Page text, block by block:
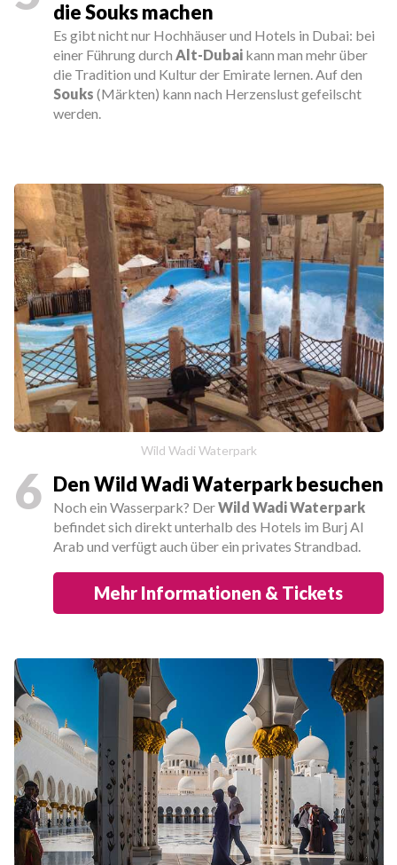
die Souks machen
Es gibt nicht nur Hochhäuser und Hotels in Dubai: bei
einer Führung durch Alt-Dubaikann man mehr über
die Tradition und Kultur der Emirate lernen. Auf den
Souks (Märkten) kann nach Herzenslust gefeilscht
werden.
Wild Wadi Waterpark
6 Den Wild Wadi Waterpark besuchen
Noch ein Wasserpark? DerWild Wadi Waterpark
befindet sich direkt unterhalb des Hotels im Burj Al
Arab und verfügt auch über ein privates Strandbad.
Mehr Informationen & Tickets